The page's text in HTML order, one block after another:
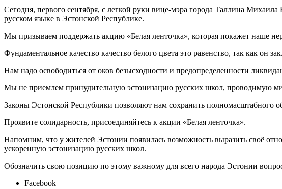
Сегодня, первого сентября, с легкой руки вице-мэра города Таллина
русском языке в Эстонской Республике.
Мы призываем поддержать акцию «Белая ленточка», которая покажет наше
Фундаментальное качество качество белого цвета это равенство, так как он
Нам надо освободиться от оков безысходности и предопределенности
Мы не приемлем принудительную эстонизацию русских школ, проводимую
Законы Эстонской Республики позволяют нам сохранить полномасштабного
Проявите солидарность, присоединяйтесь к акции «Белая ленточка».
Напомним, что у жителей Эстонии появилась возможность выразить своё
ускоренную эстонизацию русских школ.
Обозначить свою позицию по этому важному для всего народа Эстонии
Facebook